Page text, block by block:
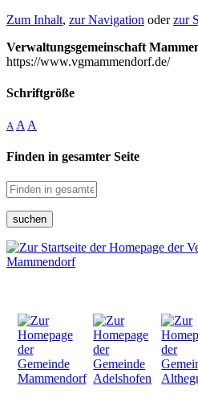
Zum Inhalt, zur Navigation oderzur
Verwaltungsgemeinschaft
https://www.vgmammendorf.de/
Schriftgröße
A A A
Finden in gesamter Seite
suchen